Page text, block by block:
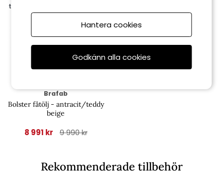
till 16/8
Brafab
Bolster fåtölj - antracit/teddy
beige
8 991 kr 9 990 kr
Rekommenderade tillbehör
Hantera cookies
Godkänn alla cookies